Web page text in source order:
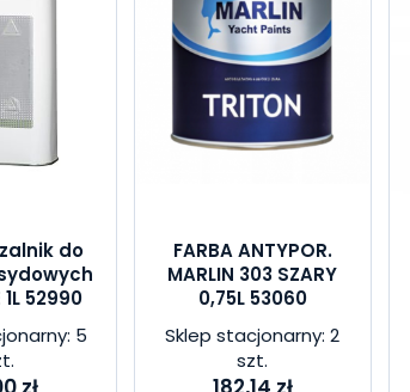
do
52990
5
FARBA ANTYPOR.
MARLIN 303 SZARY
0,75L 53060
Sklep stacjonarny: 2
szt.